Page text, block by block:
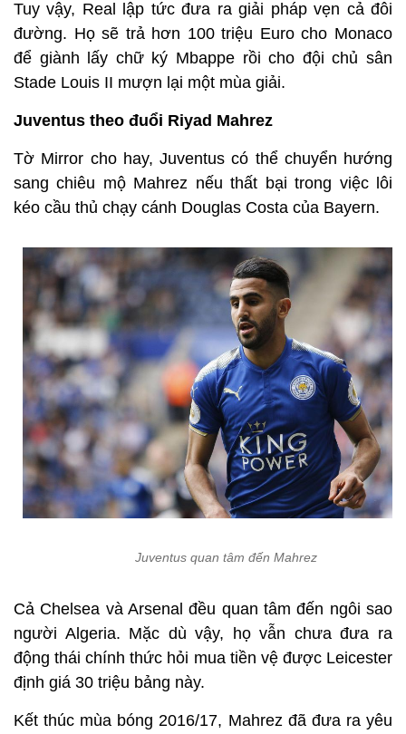
Tuy vậy, Real lập tức đưa ra giải pháp vẹn cả đôi
đường. Họ sẽ trả hơn 100 triệu Euro cho Monaco
để giành lấy chữ ký Mbappe rồi cho đội chủ sân
Stade Louis II mượn lại một mùa giải.
Juventus theo đuổi Riyad Mahrez
Tờ Mirror cho hay, Juventus có thể chuyển hướng
sang chiêu mộ Mahrez nếu thất bại trong việc lôi
kéo cầu thủ chạy cánh Douglas Costa của Bayern.
Juventus quan tâm đến Mahrez
Cả Chelsea và Arsenal đều quan tâm đến ngôi sao
người Algeria. Mặc dù vậy, họ vẫn chưa đưa ra
động thái chính thức hỏi mua tiền vệ được Leicester
định giá 30 triệu bảng này.
Kết thúc mùa bóng 2016/17, Mahrez đã đưa ra yêu